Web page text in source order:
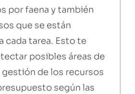
por faena y también
que se están
cada tarea. Esto te
posibles áreas de
gestión de los recursos
según las